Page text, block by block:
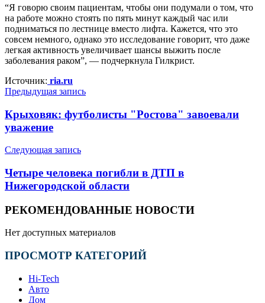
“Я говорю своим пациентам, чтобы они подумали о том, что
на работе можно стоять по пять минут каждый час или
подниматься по лестнице вместо лифта. Кажется, что это
совсем немного, однако это исследование говорит, что даже
легкая активность увеличивает шансы выжить после
заболевания раком”, — подчеркнула Гилкрист.
Источник: ria.ru
Предыдущая запись
Крыховяк: футболисты "Ростова" завоевали
уважение
Следующая запись
Четыре человека погибли в ДТП в
Нижегородской области
РЕКОМЕНДОВАННЫЕ НОВОСТИ
Нет доступных материалов
ПРОСМОТР КАТЕГОРИЙ
Hi-Tech
Авто
Дом